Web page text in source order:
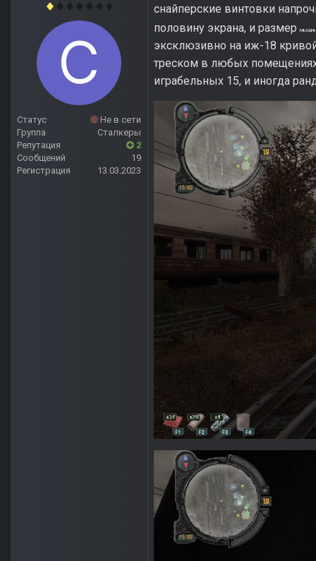
Статус
Не в сети
Группа
Сталкеры
Репутация
2
Сообщений
19
Регистрация
13.03.2023
снайперские винтовки
половину экрана, и размер
эксклюзивно на иж-18 кривой
треском в любых
играбельных 15, и иногда